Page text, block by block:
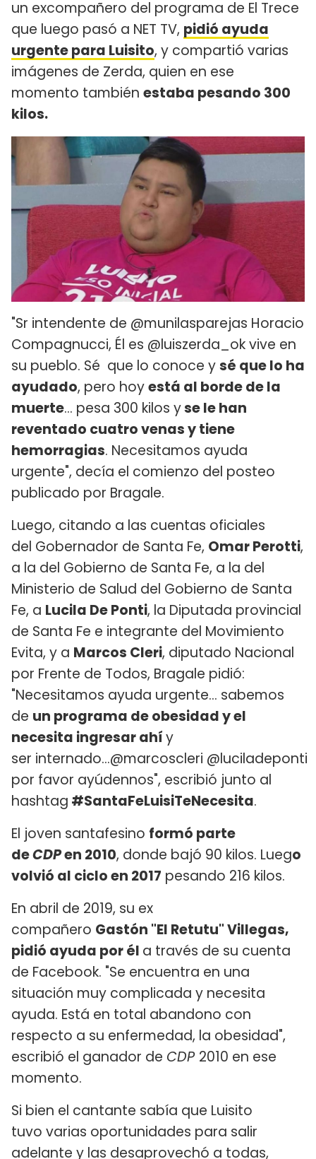
un excompañero del programa de El Trece
que luego pasó a NET TV, pidió ayuda
urgente para Luisito, y compartió varias
imágenes de Zerda, quien en ese
momento también estaba pesando 300
kilos.
"Sr intendente de @munilasparejas Horacio
Compagnucci, Él es @luiszerda_ok vive en
su pueblo. Sé que lo conoce ysé que lo ha
ayudado, pero hoyestá al borde de la
muerte... pesa 300 kilos yse le han
reventado cuatro venas y tiene
hemorragias. Necesitamos ayuda
urgente", decía el comienzo del posteo
publicado por Bragale.
Luego, citando a las cuentas oficiales
del Gobernador de Santa Fe, Omar Perotti,
a la del Gobierno de Santa Fe, a la del
Ministerio de Salud del Gobierno de Santa
Fe, a Lucila De Ponti, la Diputada provincial
de Santa Fe e integrante del Movimiento
Evita, y a Marcos Cleri, diputado Nacional
por Frente de Todos, Bragale pidió:
"Necesitamos ayuda urgente... sabemos
de un programa de obesidad y el
necesita ingresar ahíy
ser internado...@marcoscleri @luciladeponti
por favor ayúdennos", escribió junto al
hashtag #SantaFeLuisiTeNecesita.
El joven santafesino formó parte
deCDPen 2010, donde bajó 90 kilos. Luego
volvió al ciclo en 2017 pesando 216 kilos.
En abril de 2019, su ex
compañero Gastón "El Retutu" Villegas,
pidió ayuda por él a través de su cuenta
de Facebook. "Se encuentra en una
situación muy complicada y necesita
ayuda. Está en total abandono con
respecto a su enfermedad, la obesidad",
escribió el ganador de CDP 2010 en ese
momento.
Si bien el cantante sabía que Luisito
tuvo varias oportunidades para salir
adelante y las desaprovechó a todas,